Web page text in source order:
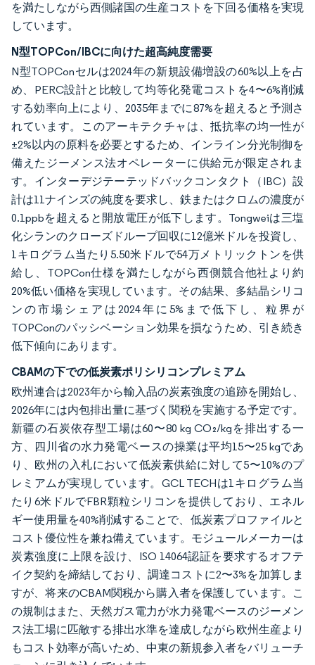
を満たしながら西側諸国の生産コストを下回る価格を実現
しています。
N型TOPCon/IBCに向けた超高純度需要
N型TOPConセルは2024年の新規設備増設の60%以上を占
め、PERC設計と比較して均等化発電コストを4〜6%削減
する効率向上により、2035年までに87%を超えると予測さ
れています。このアーキテクチャは、抵抗率の均一性が
±2%以内の原料を必要とするため、インライン分光制御を
備えたジーメンス法オペレーターに供給元が限定されま
す。インターデジテーテッドバックコンタクト（IBC）設
計は11ナインズの純度を要求し、鉄またはクロムの濃度が
0.1ppbを超えると開放電圧が低下します。Tongweiは三塩
化シランのクローズドループ回収に12億米ドルを投資し、
1キログラム当たり5.50米ドルで54万メトリックトンを供
給し、TOPCon仕様を満たしながら西側競合他社より約
20%低い価格を実現しています。その結果、多結晶シリコ
ンの市場シェアは2024年に5%まで低下し、粒界が
TOPConのパッシベーション効果を損なうため、引き続き
低下傾向にあります。
CBAMの下での低炭素ポリシリコンプレミアム
欧州連合は2023年から輸入品の炭素強度の追跡を開始し、
2026年には内包排出量に基づく関税を実施する予定です。
新疆の石炭依存型工場は60〜80 kg CO₂/kgを排出する一
方、四川省の水力発電ベースの操業は平均15〜25 kgであ
り、欧州の入札において低炭素供給に対して5〜10%のプ
レミアムが実現しています。GCL TECHは1キログラム当
たり6米ドルでFBR顆粒シリコンを提供しており、エネル
ギー使用量を40%削減することで、低炭素プロファイルと
コスト優位性を兼ね備えています。モジュールメーカーは
炭素強度に上限を設け、ISO 14064認証を要求するオフテ
イク契約を締結しており、調達コストに2〜3%を加算しま
すが、将来のCBAM関税から購入者を保護しています。こ
の規制はまた、天然ガス電力が水力発電ベースのジーメン
ス法工場に匹敵する排出水準を達成しながら欧州生産より
もコスト効率が高いため、中東の新規参入者をバリューチ